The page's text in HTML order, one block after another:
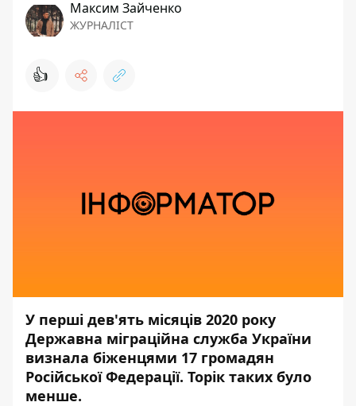
Максим Зайченко
ЖУРНАЛІСТ
👍
У перші дев'ять місяців 2020 року
Державна міграційна служба України
визнала біженцями 17 громадян
Російської Федерації. Торік таких було
менше.